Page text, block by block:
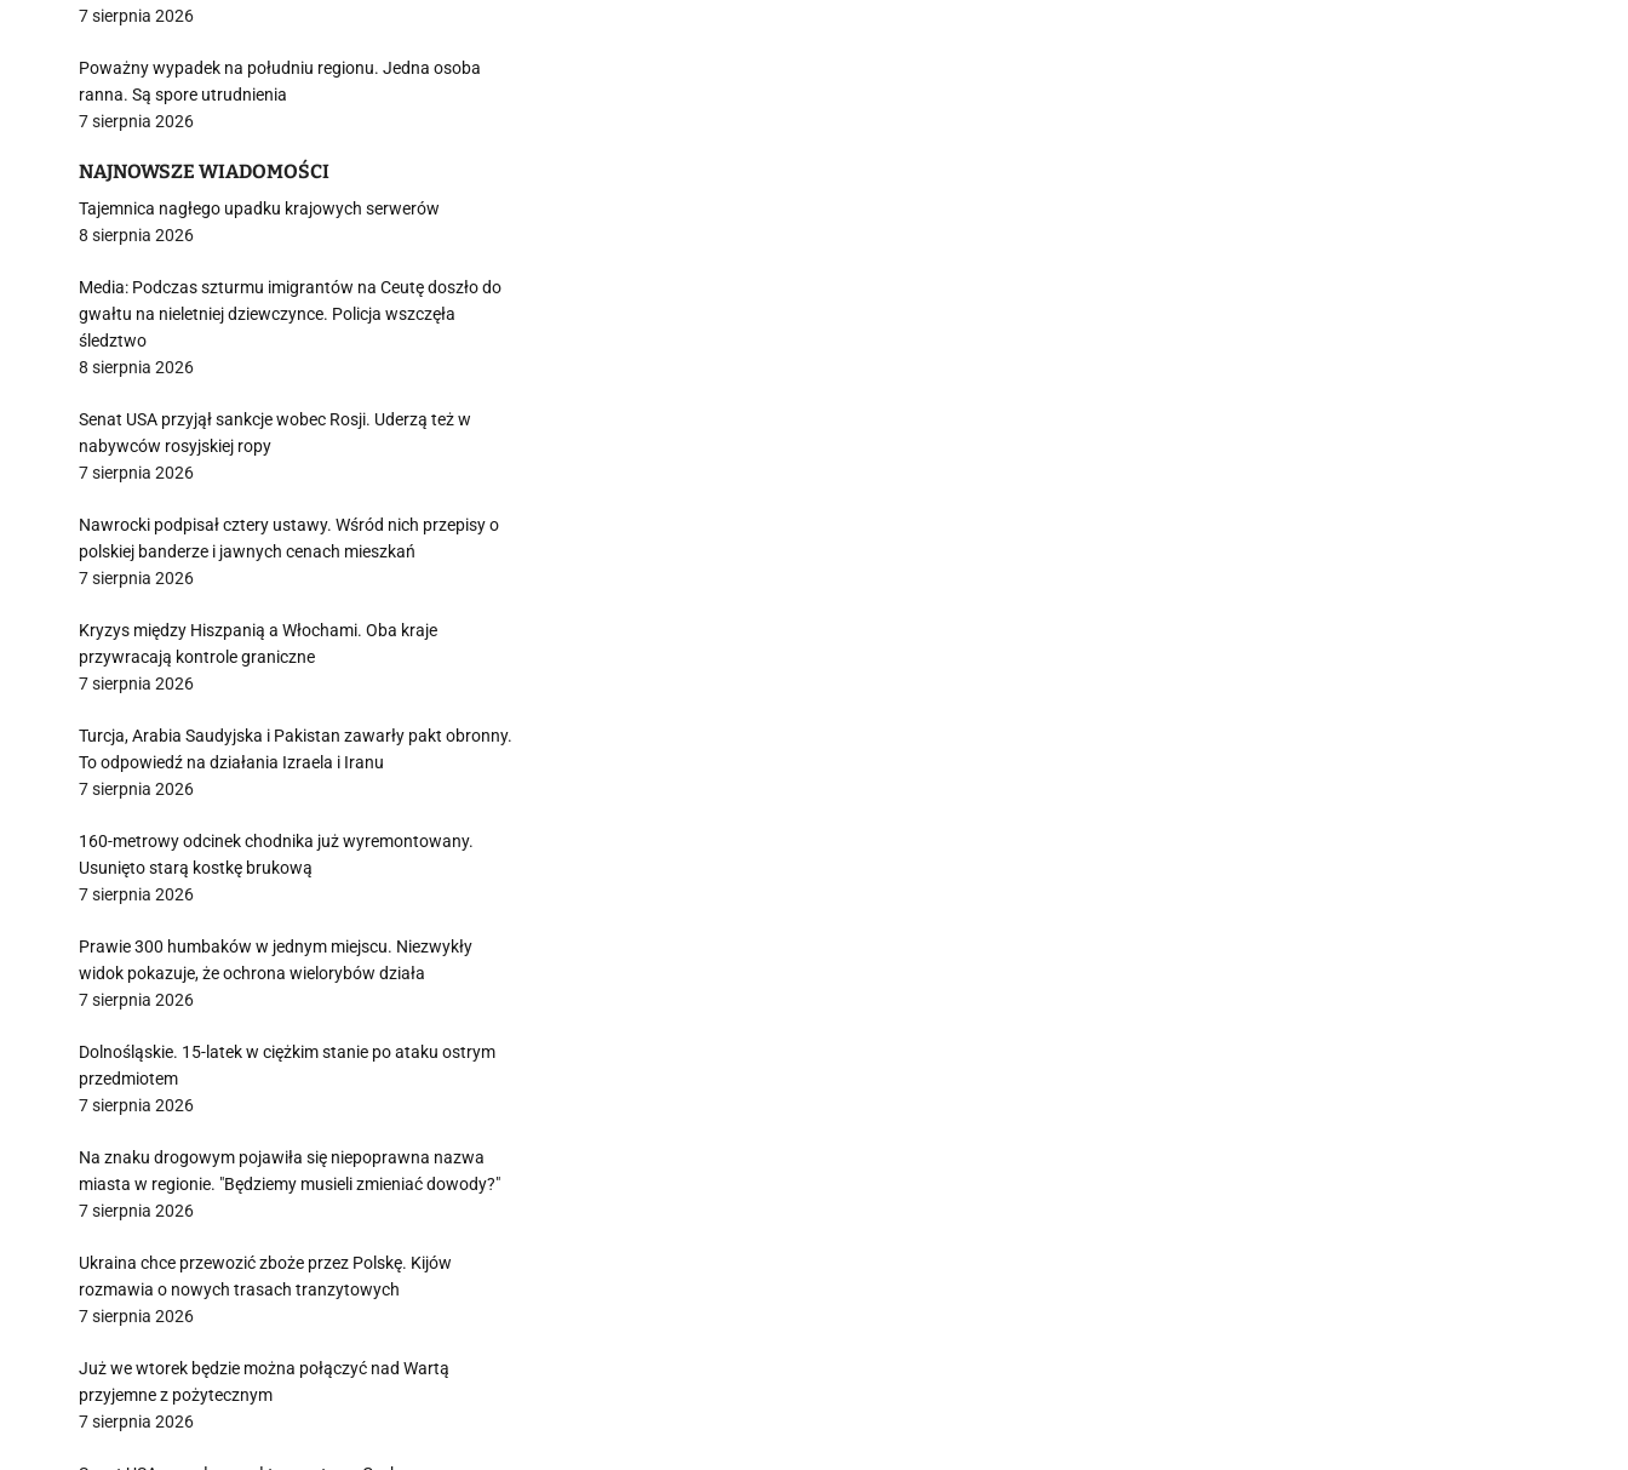
7 sierpnia 2026
Poważny wypadek na południu regionu. Jedna osoba
ranna. Są spore utrudnienia
7 sierpnia 2026
NAJNOWSZE WIADOMOŚCI
Tajemnica nagłego upadku krajowych serwerów
8 sierpnia 2026
Media: Podczas szturmu imigrantów na Ceutę doszło do
gwałtu na nieletniej dziewczynce. Policja wszczęła
śledztwo
8 sierpnia 2026
Senat USA przyjął sankcje wobec Rosji. Uderzą też w
nabywców rosyjskiej ropy
7 sierpnia 2026
Nawrocki podpisał cztery ustawy. Wśród nich przepisy o
polskiej banderze i jawnych cenach mieszkań
7 sierpnia 2026
Kryzys między Hiszpanią a Włochami. Oba kraje
przywracają kontrole graniczne
7 sierpnia 2026
Turcja, Arabia Saudyjska i Pakistan zawarły pakt obronny.
To odpowiedź na działania Izraela i Iranu
7 sierpnia 2026
160-metrowy odcinek chodnika już wyremontowany.
Usunięto starą kostkę brukową
7 sierpnia 2026
Prawie 300 humbaków w jednym miejscu. Niezwykły
widok pokazuje, że ochrona wielorybów działa
7 sierpnia 2026
Dolnośląskie. 15-latek w ciężkim stanie po ataku ostrym
przedmiotem
7 sierpnia 2026
Na znaku drogowym pojawiła się niepoprawna nazwa
miasta w regionie. "Będziemy musieli zmieniać dowody?"
7 sierpnia 2026
Ukraina chce przewozić zboże przez Polskę. Kijów
rozmawia o nowych trasach tranzytowych
7 sierpnia 2026
Już we wtorek będzie można połączyć nad Wartą
przyjemne z pożytecznym
7 sierpnia 2026